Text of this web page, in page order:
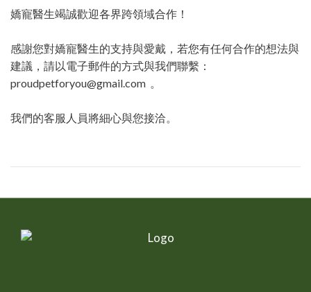
嬌寵醫生竭誠歡迎各界跨領域合作！
感謝您對嬌寵醫生的支持與愛戴，若您有任何合作的想法與
建議，請以電子郵件的方式與我們聯繫：
proudpetforyou@gmail.com 。
我們的客服人員將細心與您接洽。